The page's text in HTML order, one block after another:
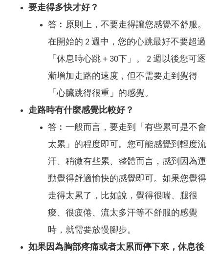
要走得多快才好？
答︰原則上，不要走得讓您感覺不舒服。
在開始的 2 週中，您的心跳最好不要超過
「休息時心跳＋30下」。 2 週以後您可逐
漸增加走路的速度，但不需要走到覺得
「心臟跳得很重」的感覺。
走路時有什麼感覺比較好？
答︰一般而言，要走到「有些累可是不會
太累」的程度即可。您可能感覺到輕度流
汗、稍微有些累、整體而言，感到因為運
動覺得舒適愉快的感覺即可。如果您覺得
走得太累了，比如說，覺得很喘、腿很
痠、很疲倦、流太多汗等不舒服的感覺
時，就需要放慢腳步。
如果因為胸部疼痛或者太累而停下來，休息後